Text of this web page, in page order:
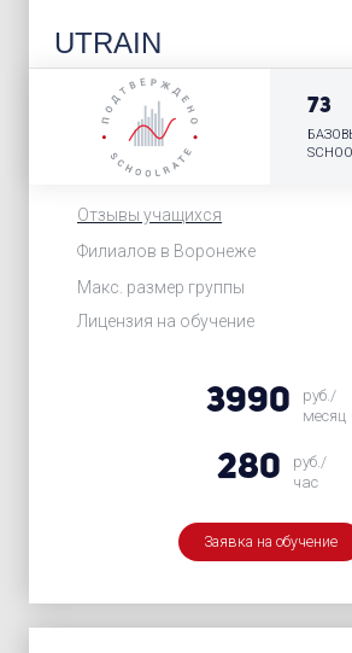
UTRAIN
Отзывы учащихся
Филиалов в Воронеже
Макс. размер группы
Лицензия на обучение
73
3990
руб./
месяц
280
руб./
час
Заявка на обучение